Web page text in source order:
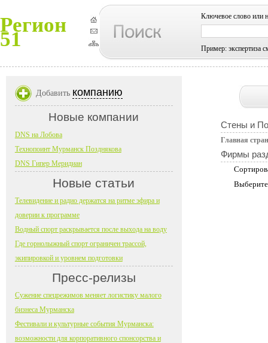
Регион
51
Ключевое слово или
Пример: экспертиза
Стены и
Главная
Фирмы
Добавить компанию
Новые компании
DNS на Лобова
Технопоинт Мурманск Позднякова
DNS Гипер Меридиан
Новые статьи
Телевидение и радио держатся на ритме эфира и
доверии к программе
Водный спорт раскрывается после выхода на воду
Где горнолыжный спорт ограничен трассой,
экипировкой и уровнем подготовки
Пресс-релизы
Сужение спецрежимов меняет логистику малого
бизнеса Мурманска
Фестивали и культурные события Мурманска:
возможности для корпоративного спонсорства и